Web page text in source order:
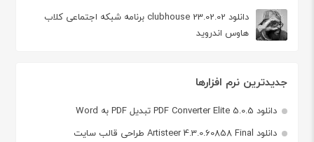
دانلود clubhouse 23.02.02 برنامه شبکه اجتماعی کلاب
هاوس اندروید
جدیدترین نرم افزارها
دانلود PDF Converter Elite 5.0.5 تبدیل PDF به Word
دانلود Artisteer 4.3.0.60858 Final طراحی قالب سایت